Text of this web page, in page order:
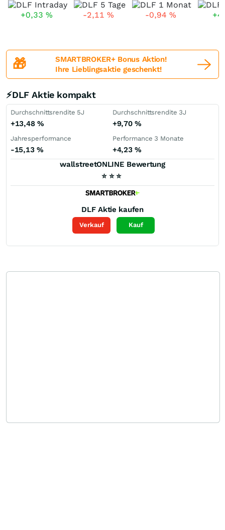
+0,33 % -2,11 % -0,94 %
🎁
SMARTBROKER+ Bonus Aktion!
Ihre Lieblingsaktie geschenkt!
⚡DLF Aktie kompakt
Durchschnittsrendite 5J
+13,48 %
Durchschnittsrendite 3J
+9,70%
Jahresperformance
-15,13 %
Performance 3 Monate
+4,23%
wallstreetONLINE Bewertung
⭐ ⭐ ⭐
DLF Aktie kaufen
Verkauf Kauf